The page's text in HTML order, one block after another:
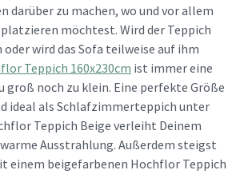
darüber zu machen, wo und vor allem
platzieren möchtest. Wird der Teppich
wird das Sofa teilweise auf ihm
Teppich 160x230cm ist immer eine
groß noch zu klein. Eine perfekte Größe
ideal als Schlafzimmerteppich unter
Teppich Beige verleiht Deinem
Ausstrahlung. Außerdem steigst
einem beigefarbenen Hochflor Teppich